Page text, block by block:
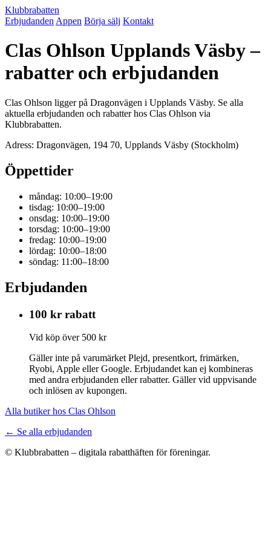
Klubbrabatten
Erbjudanden Appen Börja sälj Kontakt
Clas Ohlson Upplands Väsby –
rabatter och erbjudanden
Clas Ohlson ligger på Dragonvägen i Upplands Väsby. Se alla
aktuella erbjudanden och rabatter hos Clas Ohlson via
Klubbrabatten.
Adress: Dragonvägen, 194 70, Upplands Väsby (Stockholm)
Öppettider
måndag: 10:00–19:00
tisdag: 10:00–19:00
onsdag: 10:00–19:00
torsdag: 10:00–19:00
fredag: 10:00–19:00
lördag: 10:00–18:00
söndag: 11:00–18:00
Erbjudanden
100 kr rabatt
Vid köp över 500 kr
Gäller inte på varumärket Plejd, presentkort, frimärken,
Ryobi, Apple eller Google. Erbjudandet kan ej kombineras
med andra erbjudanden eller rabatter. Gäller vid uppvisande
och inlösen av kupongen.
Alla butiker hos Clas Ohlson
← Se alla erbjudanden
© Klubbrabatten – digitala rabatthäften för föreningar.